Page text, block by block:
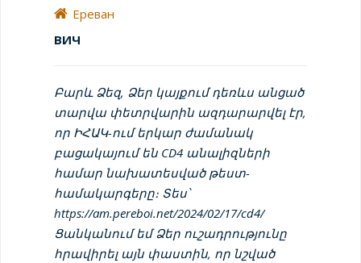
Ереван
ВИЧ
Բարև Ձեզ, Ձեր կայքում դեռևս անցած
տարվա փետրվարին ազդարարվել էր,
որ ԻՀԱԿ-ում երկար ժամանակ
բացակայում են CD4 անալիզների
համար նախատեսված թեստ-
համակարգերը։ Տես՝
https://am.pereboi.net/2024/02/17/cd4/
Ցանկանում եմ Ձեր ուշադրությունը
հրավիրել այն փաստին, որ նշված